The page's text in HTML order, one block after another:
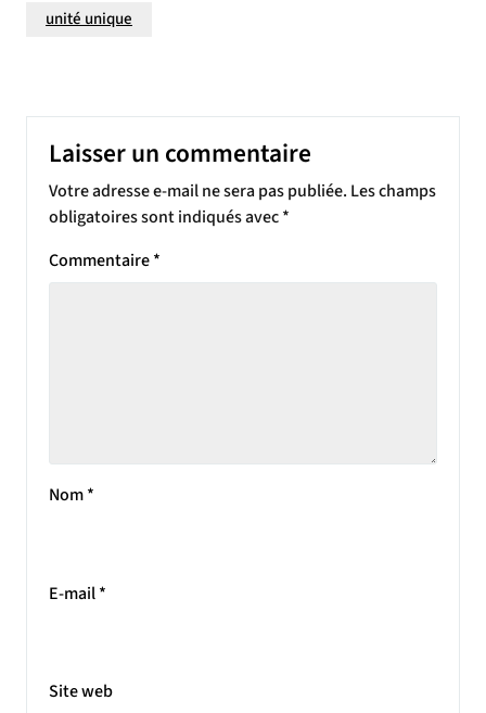
unité unique
Laisser un commentaire
Votre adresse e-mail ne sera pas publiée. Les champs
obligatoires sont indiqués avec*
Commentaire*
Nom*
E-mail*
Site web